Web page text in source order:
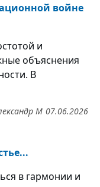
войне
и
объяснения
В
07.06.2026
М
в гармонии и